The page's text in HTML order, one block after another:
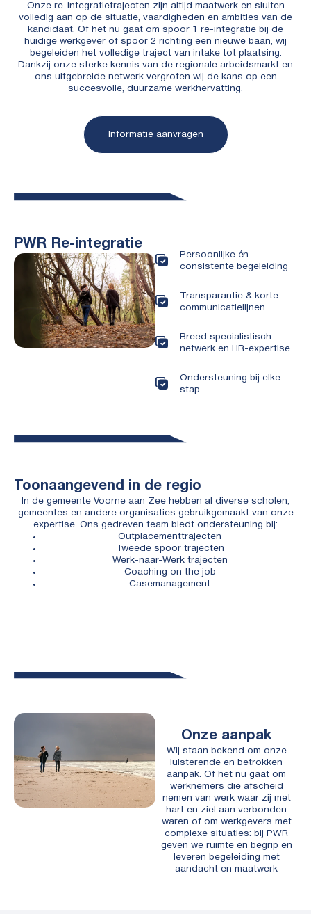
Onze re-integratietrajecten zijn altijd maatwerk en sluiten
volledig aan op de situatie, vaardigheden en ambities van de
kandidaat. Of het nu gaat om spoor 1 re-integratie bij de
huidige werkgever of spoor 2 richting een nieuwe baan, wij
begeleiden het volledige traject van intake tot plaatsing.
Dankzij onze sterke kennis van de regionale arbeidsmarkt en
ons uitgebreide netwerk vergroten wij de kans op een
succesvolle, duurzame werkhervatting.
Informatie aanvragen
PWR Re-integratie
Persoonlijke én
consistente begeleiding
Transparantie & korte
communicatielijnen
Breed specialistisch
netwerk en HR-expertise
Ondersteuning bij elke
stap
Toonaangevend in de regio
In de gemeente Voorne aan Zee hebben al diverse scholen,
gemeentes en andere organisaties gebruikgemaakt van onze
expertise. Ons gedreven team biedt ondersteuning bij:
Outplacementtrajecten
Tweede spoor trajecten
Werk-naar-Werk trajecten
Coaching on the job
Casemanagement
Onze aanpak
Wij staan bekend om onze
luisterende en betrokken
aanpak. Of het nu gaat om
werknemers die afscheid
nemen van werk waar zij met
hart en ziel aan verbonden
waren of om werkgevers met
complexe situaties: bij PWR
geven we ruimte en begrip en
leveren begeleiding met
aandacht en maatwerk